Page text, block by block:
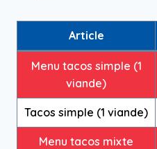
Article
Menu tacos simple (1
viande)
Tacos simple (1 viande)
Menu tacos mixte